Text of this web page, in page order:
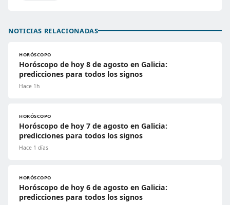
NOTICIAS RELACIONADAS
HORÓSCOPO
Horóscopo de hoy 8 de agosto en Galicia:
predicciones para todos los signos
Hace 1h
HORÓSCOPO
Horóscopo de hoy 7 de agosto en Galicia:
predicciones para todos los signos
Hace 1 días
HORÓSCOPO
Horóscopo de hoy 6 de agosto en Galicia:
predicciones para todos los signos